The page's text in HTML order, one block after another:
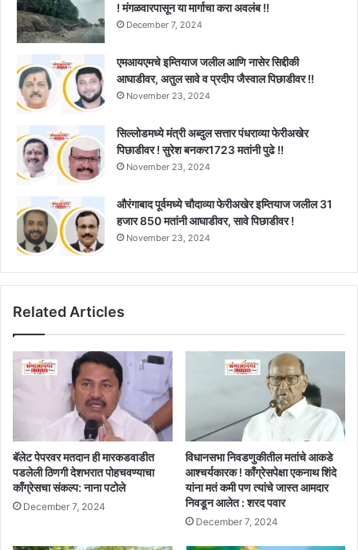
! मंगळवारपासून या मार्गाचा करा अवलंब !!
December 7, 2024
एमआयएमचे इम्तियाज जलील आणि नासेर सिद्दीकी
आघाडीवर, अतुल सावे व प्रदीप जैस्वाल पिछाडीवर !!
November 23, 2024
सिल्लोडमध्ये मंत्री अब्दुल सत्तार पंधराव्या फेरीअखेर
पिछाडीवर ! सुरेश बनकर1723 मतांनी पुढे !!
November 23, 2024
औरंगाबाद पूर्वमध्ये चौदाव्या फेरीअखेर इम्तियाज जलील 31
हजार 850 मतांनी आघाडीवर, सावे पिछाडीवर !
November 23, 2024
Related Articles
बॅलेट पेपरवर मतदान ही मारकडवाडीत
पडलेली ठिणगी देशभरात पोहचवण्याचा
काँग्रेसचा संकल्प: नाना पटोले
December 7, 2024
विधानसभा निवडणुकीतील मतांचे आकडे
आश्चर्यकारक ! काँग्रेसपेक्षा एकनाथ शिंदे
यांना मतं कमी पण त्यांचे जास्त आमदार
निवडून आलेत : शरद पवार
December 7, 2024